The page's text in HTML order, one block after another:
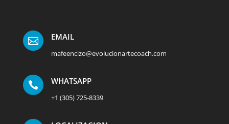
 EMAIL
mafeencizo@evolucionartecoach.com
 WHATSAPP
+1 (305) 725-8339